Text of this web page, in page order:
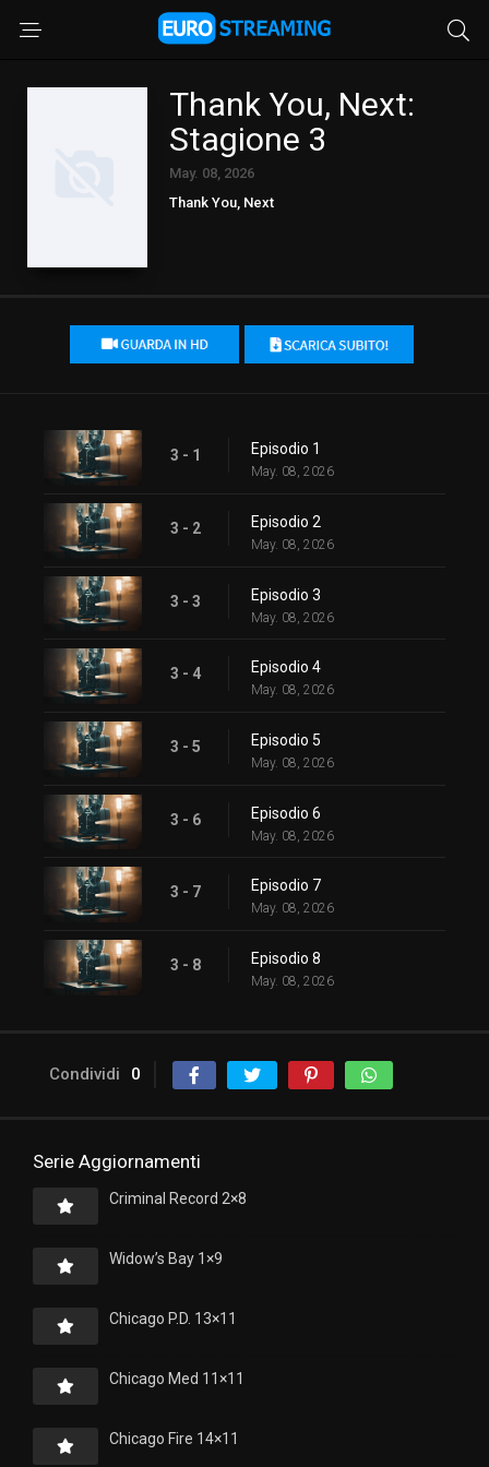
Thank You, Next:
Stagione 3
May. 08, 2026
Thank You, Next
3 - 1 Episodio 1
May. 08, 2026
3 - 2 Episodio 2
May. 08, 2026
3 - 3 Episodio 3
May. 08, 2026
3 - 4 Episodio 4
May. 08, 2026
3 - 5 Episodio 5
May. 08, 2026
3 - 6 Episodio 6
May. 08, 2026
3 - 7 Episodio 7
May. 08, 2026
3 - 8 Episodio 8
May. 08, 2026
Condividi 0
Serie Aggiornamenti
Criminal Record 2×8
Widow’s Bay 1×9
Chicago P.D. 13×11
Chicago Med 11×11
Chicago Fire 14×11